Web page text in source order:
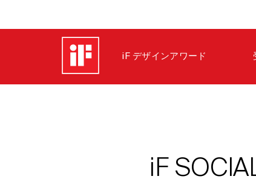
iF デザインアワード
iF